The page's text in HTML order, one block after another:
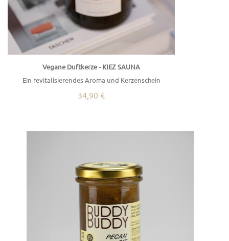
Vegane Duftkerze - KIEZ SAUNA
Ein revitalisierendes Aroma und Kerzenschein
34,90 €